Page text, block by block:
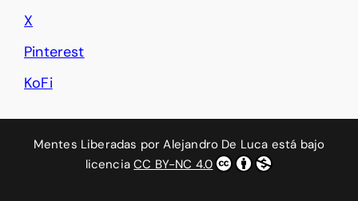
X
Pinterest
KoFi
Mentes Liberadas porAlejandro De Luca está bajo
licenciaCC BY-NC 4.0